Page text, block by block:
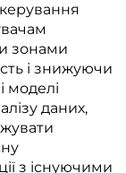
зонами
і знижуючи
моделі
даних,
з існуючими